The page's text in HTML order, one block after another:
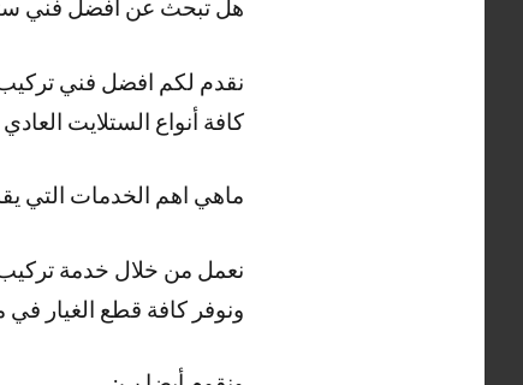
هل تبحث عن افضل فني
كافة أنواع الستلايت
ماهي اهم الخدمات التي
نعمل من خلال خدمة تركيب
ونوفر كافة قطع الغيار